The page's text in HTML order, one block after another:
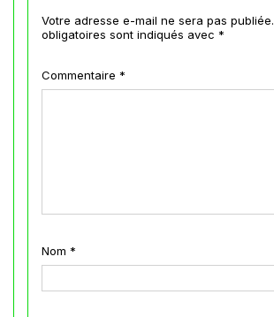
Votre adresse e-mail ne sera pas publiée.
obligatoires sont indiqués avec *
Commentaire *
Nom *